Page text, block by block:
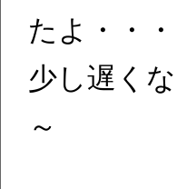
たよ・・・
少し遅く
～